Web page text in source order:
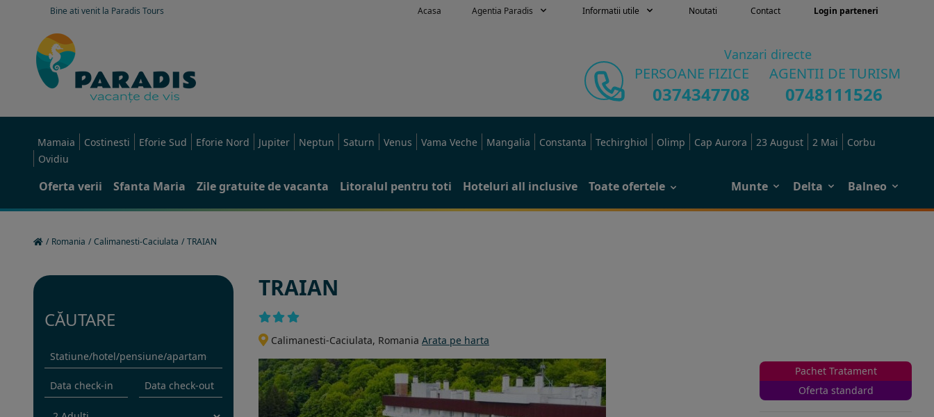
Bine ati venit la Paradis Tours Acasa Agentia Paradis Informatii utile Noutati Contact Login parteneri
Vanzari directe
PERSOANE FIZICE AGENTII DE TURISM
0374347708 0748111526
Mamaia Costinesti Eforie Sud Eforie Nord Jupiter Neptun Saturn Venus Vama Veche Mangalia Constanta Techirghiol Olimp Cap Aurora 23 August 2 Mai
Corbu
Ovidiu
Oferta verii Sfanta Maria Zile gratuite de vacanta Litoralul pentru toti Hoteluri all inclusive Toate ofertele Munte Delta Balneo
/ Romania / Calimanesti-Caciulata / TRAIAN
CĂUTARE
TRAIAN
Calimanesti-Caciulata, Romania Arata pe harta
Pachet Tratament
Oferta standard